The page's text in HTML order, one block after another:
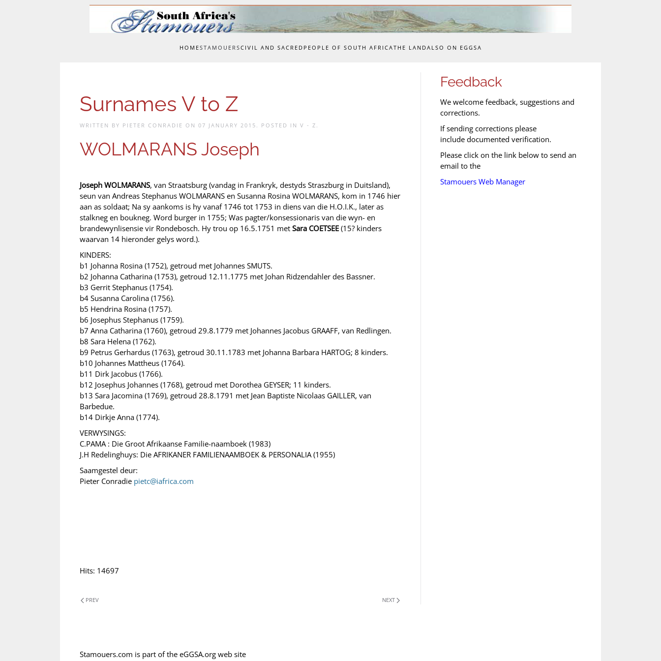
HOMESTAMOUERSCIVIL AND SACRED PEOPLE OF SOUTH AFRICATHE LANDALSO ON EGGSA
Surnames V to Z
WRITTEN BY PIETER CONRADIE ON 07 JANUARY 2015 . POSTED IN V - Z .
WOLMARANS Joseph
Joseph WOLMARANS, van Straatsburg (vandag in Frankryk, destyds Straszburg in Duitsland),
seun van Andreas Stephanus WOLMARANS en Susanna Rosina WOLMARANS, kom in 1746 hier
aan as soldaat; Na sy aankoms is hy vanaf 1746 tot 1753 in diens van die H.O.I.K., later as
stalkneg en boukneg. Word burger in 1755; Was pagter/konsessionaris van die wyn- en
brandewynlisensie vir Rondebosch. Hy trou op 16.5.1751 met Sara COETSEE (15? kinders
waarvan 14 hieronder gelys word.).
KINDERS:
b1 Johanna Rosina (1752), getroud met Johannes SMUTS.
b2 Johanna Catharina (1753), getroud 12.11.1775 met Johan Ridzendahler des Bassner.
b3 Gerrit Stephanus (1754).
b4 Susanna Carolina (1756).
b5 Hendrina Rosina (1757).
b6 Josephus Stephanus (1759).
b7 Anna Catharina (1760), getroud 29.8.1779 met Johannes Jacobus GRAAFF, van Redlingen.
b8 Sara Helena (1762).
b9 Petrus Gerhardus (1763), getroud 30.11.1783 met Johanna Barbara HARTOG; 8 kinders.
b10 Johannes Mattheus (1764).
b11 Dirk Jacobus (1766).
b12 Josephus Johannes (1768), getroud met Dorothea GEYSER; 11 kinders.
b13 Sara Jacomina (1769), getroud 28.8.1791 met Jean Baptiste Nicolaas GAILLER, van
Barbedue.
b14 Dirkje Anna (1774).
VERWYSINGS:
C.PAMA : Die Groot Afrikaanse Familie-naamboek (1983)
J.H Redelinghuys: Die AFRIKANER FAMILIENAAMBOEK & PERSONALIA (1955)
Saamgestel deur:
Pieter Conradie pietc@iafrica.com
Hits: 14697
PREV NEXT
Feedback
We welcome feedback, suggestions and
corrections.
If sending corrections please
include documented verification.
Please click on the link below to send an
email to the
Stamouers Web Manager
Stamouers.com is part of the eGGSA.org web site